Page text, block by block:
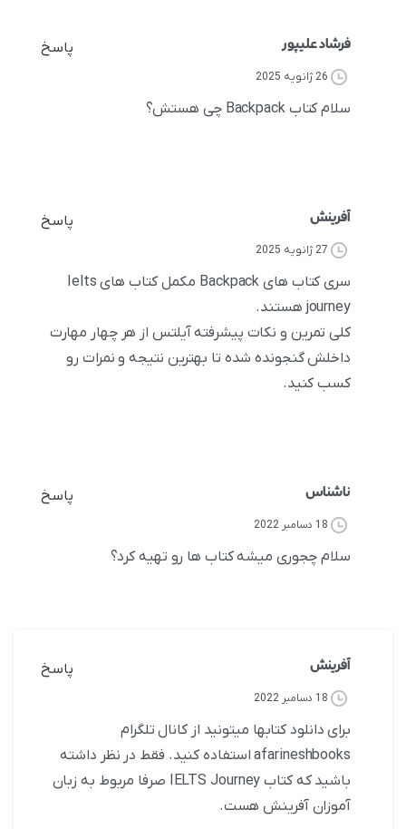
فرشاد علیپور پاسخ
26 ژانویه 2025
سلام کتاب Backpack چی هستش؟
آفرینش پاسخ
27 ژانویه 2025
سری کتاب های Backpack مکمل کتاب های Ielts
journey هستند.
کلی تمرین و نکات پیشرفته آیلتس از هر چهار مهارت
داخلش گنجونده شده تا بهترین نتیجه و نمرات رو
کسب کنید.
ناشناس پاسخ
18 دسامبر 2022
سلام چجوری میشه کتاب ها رو تهیه کرد؟
آفرینش پاسخ
18 دسامبر 2022
برای دانلود کتابها میتونید از کانال تلگرام
afarineshbooks استفاده کنید. فقط در نظر داشته
باشید که کتاب IELTS Journey صرفا مربوط به زبان
آموزان آفرینش هست.